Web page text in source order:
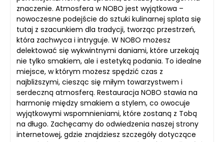
znaczenie. Atmosfera w NOBO jest wyjątkowa –
nowoczesne podejście do sztuki kulinarnej splata się
tutaj z szacunkiem dla tradycji, tworząc przestrzeń,
która zachwyca i intryguje. W NOBO możesz
delektować się wykwintnymi daniami, które urzekają
nie tylko smakiem, ale i estetyką podania. To idealne
miejsce, w którym możesz spędzić czas z
najbliższymi, ciesząc się miłym towarzystwem i
serdeczną atmosferą. Restauracja NOBO stawia na
harmonię między smakiem a stylem, co owocuje
wyjątkowymi wspomnieniami, które zostaną z Tobą
na długo. Zachęcamy do odwiedzenia naszej strony
internetowej, gdzie znajdziesz szczegóły dotyczące